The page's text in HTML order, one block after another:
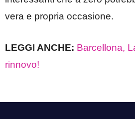
vera e propria occasione.
LEGGI ANCHE: Barcellona,
rinnovo!